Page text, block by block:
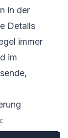
in der
Details
immer
im